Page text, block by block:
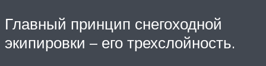
Главный принцип снегоходной
экипировки – его трехслойность.